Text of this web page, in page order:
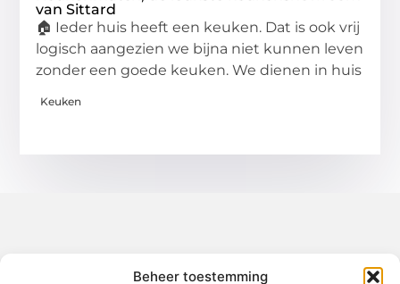
Beheer toestemming
van Sittard
🏠 Ieder huis heeft een keuken. Dat is ook vrij
logisch aangezien we bijna niet kunnen leven
zonder een goede keuken. We dienen in huis
Keuken
Jouw gids voor inspiratie en tips uit het dagelijks leven.